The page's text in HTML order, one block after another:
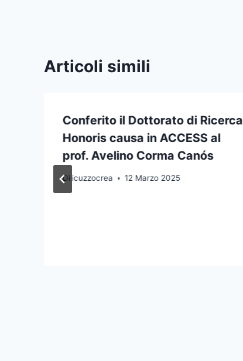
Articoli simili
Conferito il Dottorato di Ricerca
Honoris causa in ACCESS al
prof. Avelino Corma Canós
Di icuzzocrea 12 Marzo 2025